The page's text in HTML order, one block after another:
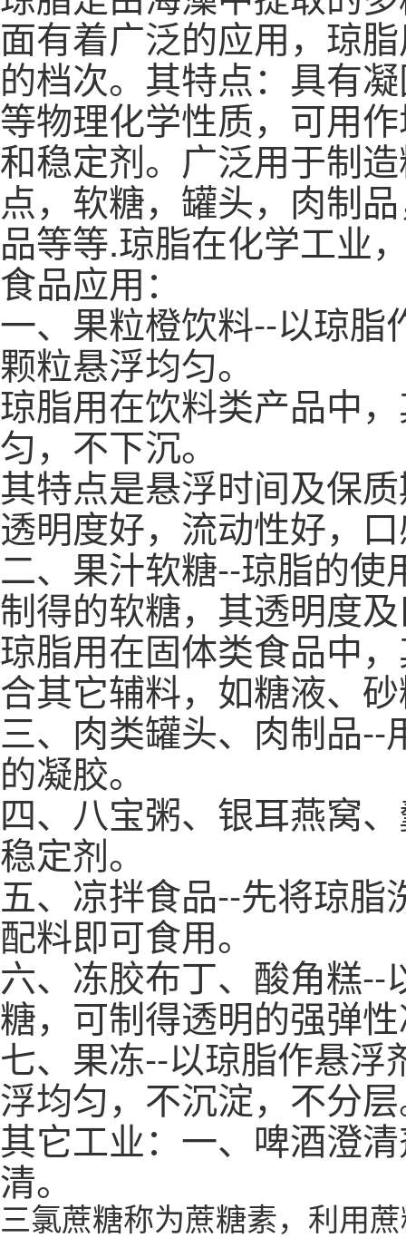
面有着广泛的应用，琼
的档次。其特点：具有
等物理化学性质，可用
和稳定剂。广泛用于制
点，软糖，罐头，肉制
品等等.琼脂在化学工业
食品应用：
一、果粒橙饮料--以琼脂
颗粒悬浮均匀。
琼脂用在饮料类产品中
匀，不下沉。
其特点是悬浮时间及保
透明度好，流动性好，
二、果汁软糖--琼脂的
制得的软糖，其透明度
琼脂用在固体类食品中
合其它辅料，如糖液、
三、肉类罐头、肉制品
的凝胶。
四、八宝粥、银耳燕窝
稳定剂。
五、凉拌食品--先将琼
配料即可食用。
六、冻胶布丁、酸角糕
糖，可制得透明的强弹
七、果冻--以琼脂作悬
浮均匀，不沉淀，不分
其它工业：一、啤酒澄
清。
三氯蔗糖称为蔗糖素，利用